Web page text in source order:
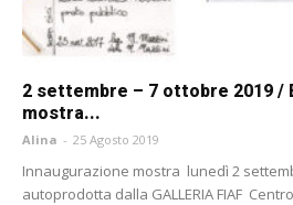
2 settembre – 7 ottobre 2019 /
mostra...
Alina - 25 Agosto 2019
Innaugurazione mostra lunedì 2
autoprodotta dalla GALLERIA FIAF